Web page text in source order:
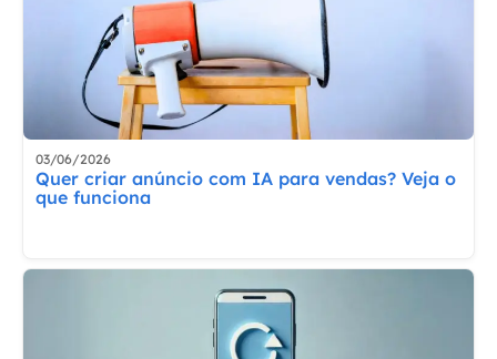
03/06/2026
Quer criar anúncio com IA para vendas? Veja o
que funciona